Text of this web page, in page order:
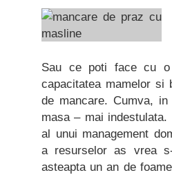
Sau ce poti face cu o
capacitatea mamelor
de mancare. Cumva,
masa – mai
al unui management
a resurselor as vrea
asteapta un an de